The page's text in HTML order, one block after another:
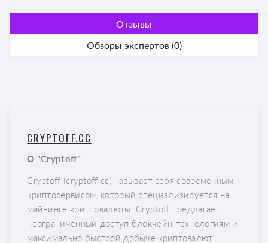
Отзывы
Обзоры экспертов (0)
CRYPTOFF.CC
О "Cryptoff"
Cryptoff (cryptoff.cc) называет себя современным
криптосервисом, который специализируется на
майнинге криптовалюты. Cryptoff предлагает
неограниченный доступ блокчейн-технологиям и
максимально быстрой добыче криптовалют.